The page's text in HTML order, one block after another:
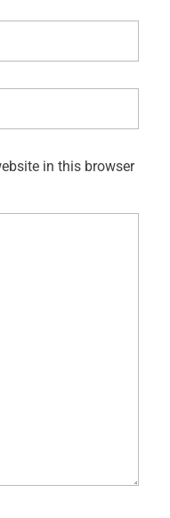
in this browser